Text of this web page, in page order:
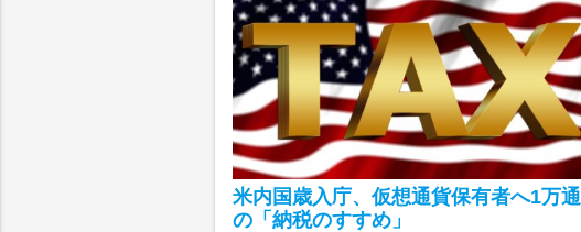
米内国歳入庁、仮想通貨保有者へ1万通
の「納税のすすめ」